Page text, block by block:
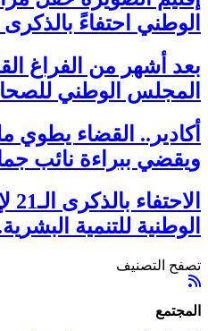
الوطني احتفاءً
بعد أشهر من الفراغ
المجلس الوطني
ويقضي ببراءة نائب
الوطنية للتنمية
تصفح التصنيف
المجتمع